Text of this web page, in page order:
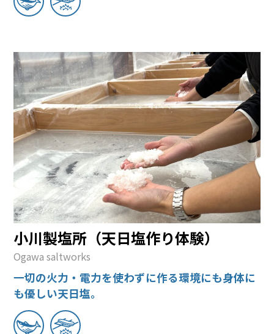
小川製塩所（天日塩作り体験）
Ogawa saltworks
一切の火力・電力を使わずに作る環境にも身体に
も優しい天日塩。